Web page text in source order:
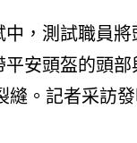
，測試職員
安頭盔的頭
縫。記者采訪